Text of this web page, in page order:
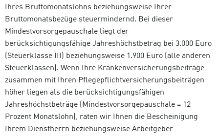
Ihres Bruttomonatslohns beziehungsweise Ihrer
Bruttomonatsbezüge steuermindernd. Bei dieser
Mindestvorsorgepauschale liegt der
berücksichtigungsfähige Jahreshöchstbetrag bei 3.000 Euro
(Steuerklasse III) beziehungsweise 1.900 Euro (alle anderen
Steuerklassen). Wenn Ihre Krankenversicherungsbeiträge
zusammen mit Ihren Pflegepflichtversicherungsbeiträgen
höher liegen als die berücksichtigungsfähigen
Jahreshöchstbeträge (Mindestvorsorgepauschale = 12
Prozent Monatslohn), raten wir Ihnen die Bescheinigung
Ihrem Dienstherrn beziehungsweise Arbeitgeber